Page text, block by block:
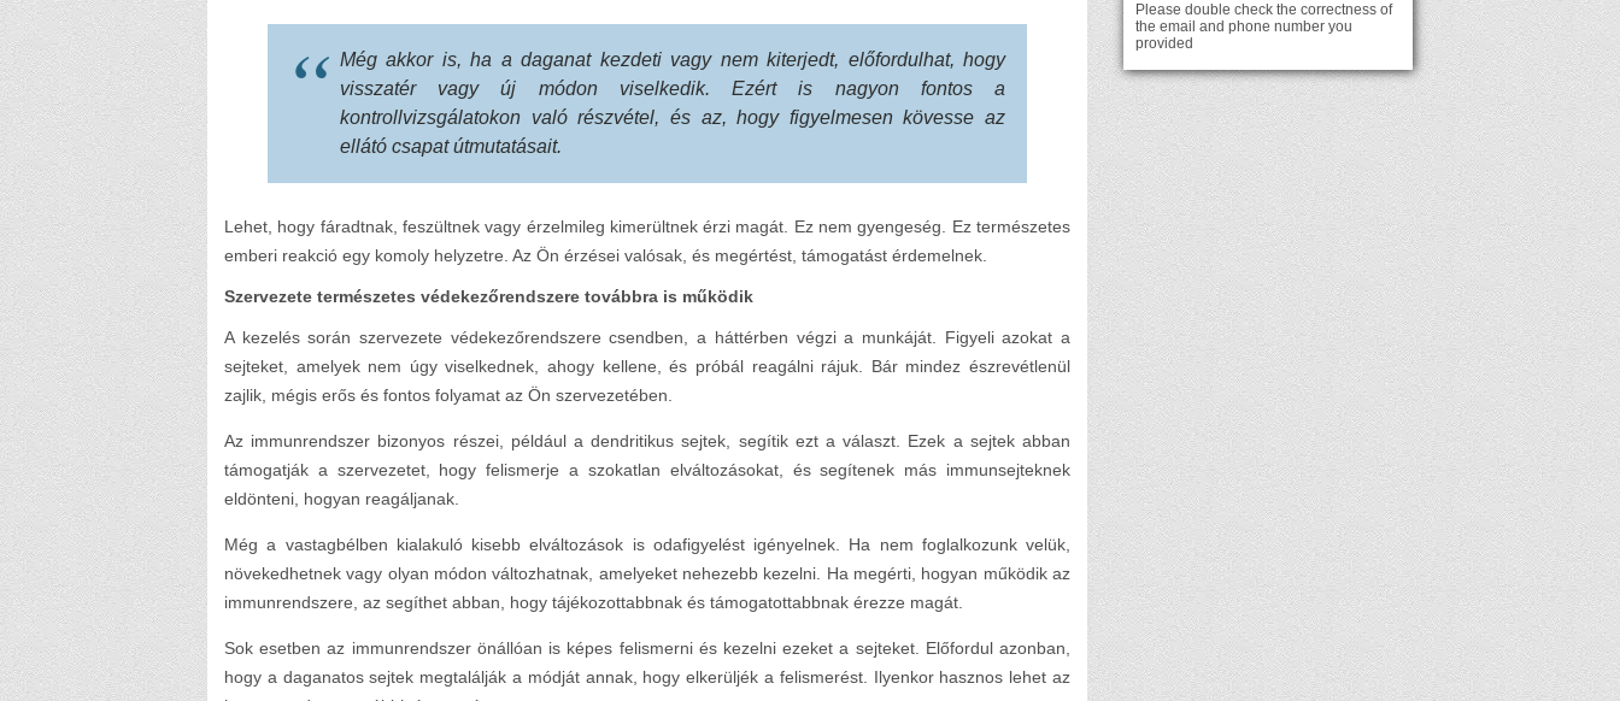
Még akkor is, ha a daganat kezdeti vagy nem kiterjedt, előfordulhat, hogy
visszatér vagy új módon viselkedik. Ezért is nagyon fontos a
kontrollvizsgálatokon való részvétel, és az, hogy figyelmesen kövesse az
ellátó csapat útmutatásait.
Lehet, hogy fáradtnak, feszültnek vagy érzelmileg kimerültnek érzi magát. Ez nem gyengeség. Ez természetes
emberi reakció egy komoly helyzetre. Az Ön érzései valósak, és megértést, támogatást érdemelnek.
Szervezete természetes védekezőrendszere továbbra is működik
A kezelés során szervezete védekezőrendszere csendben, a háttérben végzi a munkáját. Figyeli azokat a
sejteket, amelyek nem úgy viselkednek, ahogy kellene, és próbál reagálni rájuk. Bár mindez észrevétlenül
zajlik, mégis erős és fontos folyamat az Ön szervezetében.
Az immunrendszer bizonyos részei, például a dendritikus sejtek, segítik ezt a választ. Ezek a sejtek abban
támogatják a szervezetet, hogy felismerje a szokatlan elváltozásokat, és segítenek más immunsejteknek
eldönteni, hogyan reagáljanak.
Még a vastagbélben kialakuló kisebb elváltozások is odafigyelést igényelnek. Ha nem foglalkozunk velük,
növekedhetnek vagy olyan módon változhatnak, amelyeket nehezebb kezelni. Ha megérti, hogyan működik az
immunrendszere, az segíthet abban, hogy tájékozottabbnak és támogatottabbnak érezze magát.
Sok esetben az immunrendszer önállóan is képes felismerni és kezelni ezeket a sejteket. Előfordul azonban,
hogy a daganatos sejtek megtalálják a módját annak, hogy elkerüljék a felismerést. Ilyenkor hasznos lehet az
Please double check the correctness of
the email and phone number you
provided